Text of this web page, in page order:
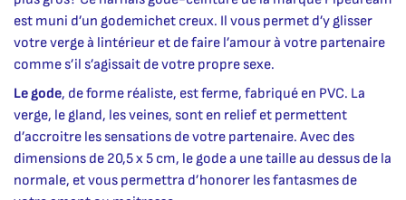
est muni d’un godemichet creux. Il vous permet d’y glisser
votre verge à lintérieur et de faire l’amour à votre partenaire
comme s’il s’agissait de votre propre sexe.
Le gode, de forme réaliste, est ferme, fabriqué en PVC. La
verge, le gland, les veines, sont en relief et permettent
d’accroitre les sensations de votre partenaire. Avec des
dimensions de 20,5 x 5 cm, le gode a une taille au dessus de la
normale, et vous permettra d’honorer les fantasmes de